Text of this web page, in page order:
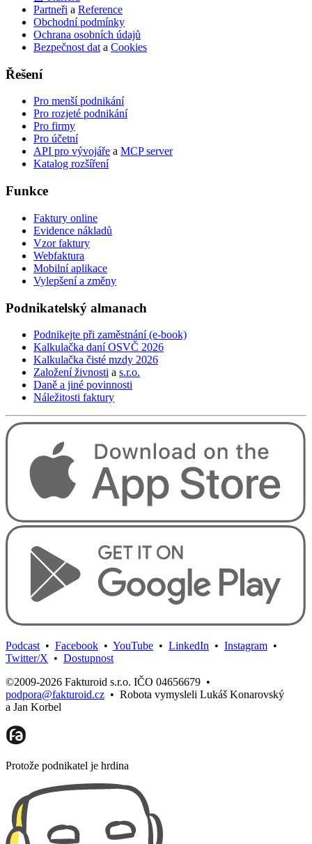
Partneři a Reference
Obchodní podmínky
Ochrana osobních údajů
Bezpečnost dat a Cookies
Řešení
Pro menší podnikání
Pro rozjeté podnikání
Pro firmy
Pro účetní
API pro vývojáře a MCP server
Katalog rozšíření
Funkce
Faktury online
Evidence nákladů
Vzor faktury
Webfaktura
Mobilní aplikace
Vylepšení a změny
Podnikatelský almanach
Podnikejte při zaměstnání (e-book)
Kalkulačka daní OSVČ 2026
Kalkulačka čisté mzdy 2026
Založení živnosti a s.r.o.
Daně a jiné povinnosti
Náležitosti faktury
Podcast • Facebook • YouTube • LinkedIn • Instagram •
Twitter/X • Dostupnost
©2009-2026 Fakturoid s.r.o. IČO 04656679 •
podpora@fakturoid.cz • Robota vymysleli Lukáš Konarovský
a Jan Korbel
Protože podnikatel je hrdina